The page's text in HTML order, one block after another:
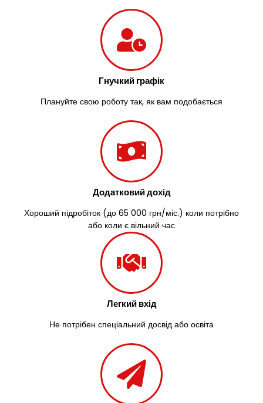
Гнучкий графік
Плануйте свою роботу так, як вам подобається
Додатковий дохід
Хороший підробіток (до 65 000 грн/міс.) коли потрібно
або коли є вільний час
Легкий вхід
Не потрібен спеціальний досвід або освіта